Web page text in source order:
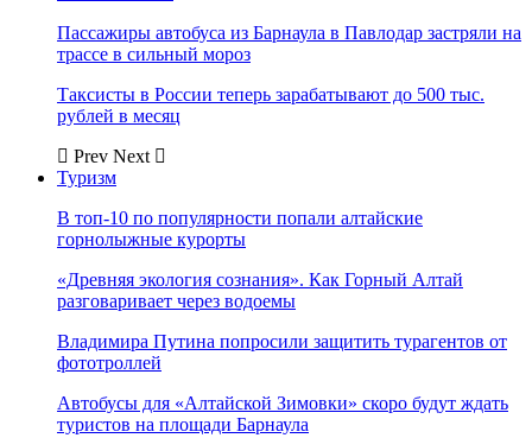
Пассажиры автобуса из Барнаула в Павлодар застряли на
трассе в сильный мороз
Таксисты в России теперь зарабатывают до 500 тыс.
рублей в месяц
Prev Next
Туризм
В топ-10 по популярности попали алтайские
горнолыжные курорты
«Древняя экология сознания». Как Горный Алтай
разговаривает через водоемы
Владимира Путина попросили защитить турагентов от
фототроллей
Автобусы для «Алтайской Зимовки» скоро будут ждать
туристов на площади Барнаула